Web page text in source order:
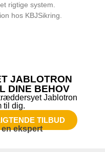
rigtige system.
hos KBJSikring.
JABLOTRON
DINE BEHOV
Jablotron
til dig.
TILBUD
ekspert